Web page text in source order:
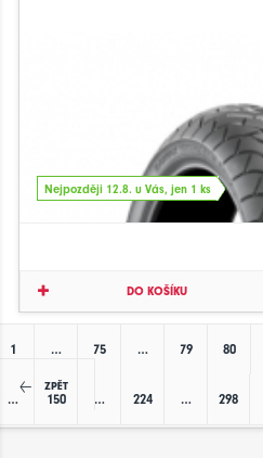
Nejpozději 12.8. u Vás, jen 1 ks
DO KOŠÍKU
ZPĚT
1 … 75 … 79 80
… 150 … 224 … 298